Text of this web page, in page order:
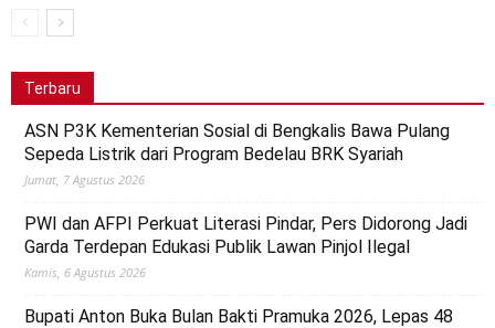
Terbaru
ASN P3K Kementerian Sosial di Bengkalis Bawa Pulang
Sepeda Listrik dari Program Bedelau BRK Syariah
Jumat, 7 Agustus 2026
PWI dan AFPI Perkuat Literasi Pindar, Pers Didorong Jadi
Garda Terdepan Edukasi Publik Lawan Pinjol Ilegal
Kamis, 6 Agustus 2026
Bupati Anton Buka Bulan Bakti Pramuka 2026, Lepas 48